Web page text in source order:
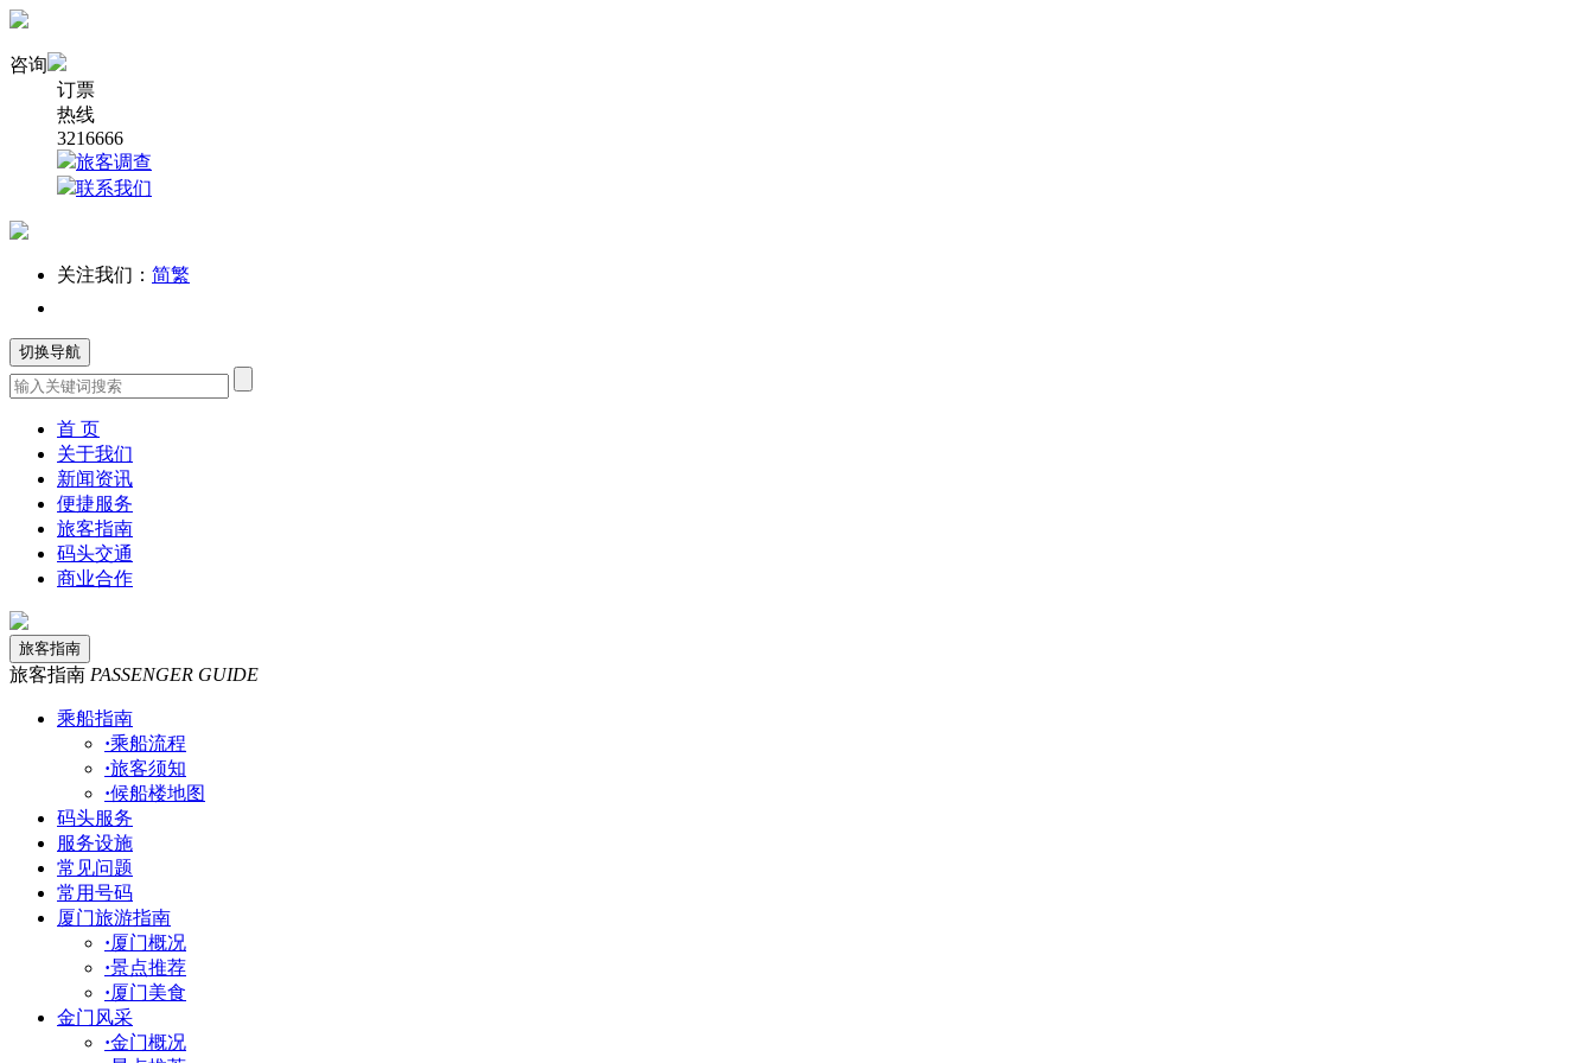
咨询
订票
热线
3216666
旅客调查
联系我们
关注我们： 简繁
切换导航
首 页
关于我们
新闻资讯
便捷服务
旅客指南
码头交通
商业合作
旅客指南
旅客指南 PASSENGER GUIDE
乘船指南
·乘船流程
·旅客须知
·候船楼地图
码头服务
服务设施
常见问题
常用号码
厦门旅游指南
·厦门概况
·景点推荐
·厦门美食
金门风采
·金门概况